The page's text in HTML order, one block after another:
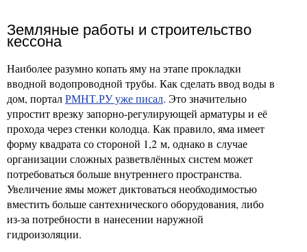
Земляные работы и строительство
кессона
Наиболее разумно копать яму на этапе прокладки
вводной водопроводной трубы. Как сделать ввод воды в
дом, порталРМНТ.РУ уже писал. Это значительно
упростит врезку запорно-регулирующей арматуры и её
прохода через стенки колодца. Как правило, яма имеет
форму квадрата со стороной 1,2 м, однако в случае
организации сложных разветвлённых систем может
потребоваться больше внутреннего пространства.
Увеличение ямы может диктоваться необходимостью
вместить больше сантехнического оборудования, либо
из-за потребности в нанесении наружной
гидроизоляции.